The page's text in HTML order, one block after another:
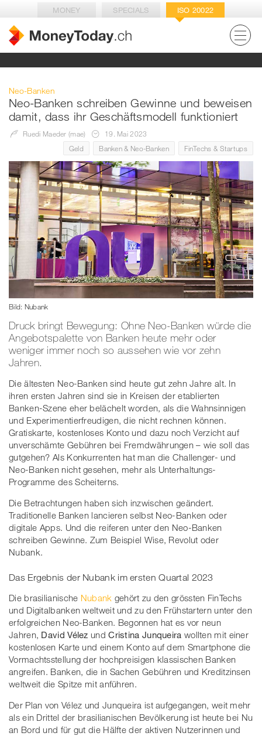
MONEY SPECIALS ISO 20022
Neo-Banken
Neo-Banken schreiben Gewinne und beweisen
damit, dass ihr Geschäftsmodell funktioniert
Ruedi Maeder (mae)
19. Mai 2023
Geld
Banken & Neo-Banken FinTechs & Startups
Bild: Nubank
Druck bringt Bewegung: Ohne Neo-Banken würde die
Angebotspalette von Banken heute mehr oder
weniger immer noch so aussehen wie vor zehn
Jahren.
Die ältesten Neo-Banken sind heute gut zehn Jahre alt. In
ihren ersten Jahren sind sie in Kreisen der etablierten
Banken-Szene eher belächelt worden, als die Wahnsinnigen
und Experimentierfreudigen, die nicht rechnen können.
Gratiskarte, kostenloses Konto und dazu noch Verzicht auf
unverschämte Gebühren bei Fremdwährungen – wie soll das
gutgehen? Als Konkurrenten hat man die Challenger- und
Neo-Banken nicht gesehen, mehr als Unterhaltungs-
Programme des Scheiterns.
Die Betrachtungen haben sich inzwischen geändert.
Traditionelle Banken lancieren selbst Neo-Banken oder
digitale Apps. Und die reiferen unter den Neo-Banken
schreiben Gewinne. Zum Beispiel Wise, Revolut oder
Nubank.
Das Ergebnis der Nubank im ersten Quartal 2023
Die brasilianische Nubank gehört zu den grössten FinTechs
und Digitalbanken weltweit und zu den Frühstartern unter den
erfolgreichen Neo-Banken. Begonnen hat es vor neun
Jahren, David Vélez undCristina Junqueira wollten mit einer
kostenlosen Karte und einem Konto auf dem Smartphone die
Vormachtsstellung der hochpreisigen klassischen Banken
angreifen. Banken, die in Sachen Gebühren und Kreditzinsen
weltweit die Spitze mit anführen.
Der Plan von Vélez und Junqueira ist aufgegangen, weit mehr
als ein Drittel der brasilianischen Bevölkerung ist heute bei Nu
an Bord und für gut die Hälfte der aktiven Nutzerinnen und